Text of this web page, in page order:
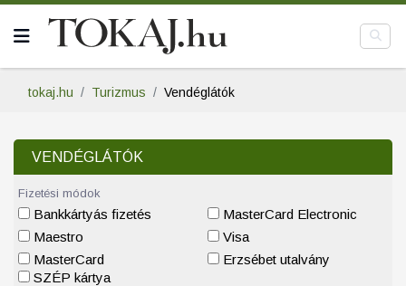
tokaj.hu Turizmus Vendéglátók
VENDÉGLÁTÓK
Fizetési módok
Bankkártyás fizetés
Maestro
MasterCard
MasterCard Electronic
Visa
Erzsébet utalvány
SZÉP kártya